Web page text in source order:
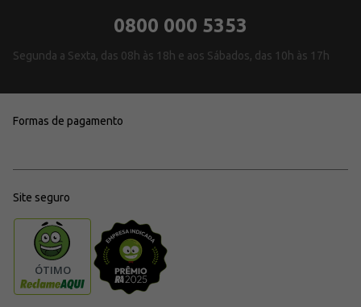
0800 000 5353
Segunda a Sexta, das 08h às 18h e aos Sábados, das 10h às 17h
Formas de pagamento
Site seguro